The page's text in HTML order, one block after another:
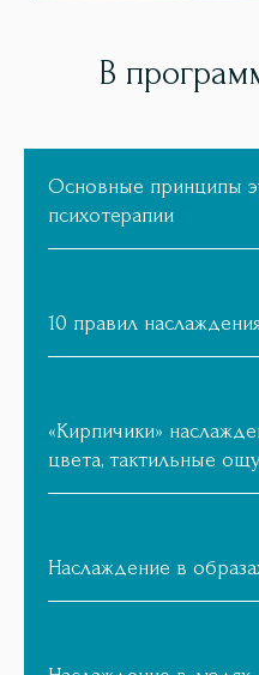
В
Основные принципы
психотерапии
10 правил
«Кирпичики»
цвета, тактильные
Наслаждение в